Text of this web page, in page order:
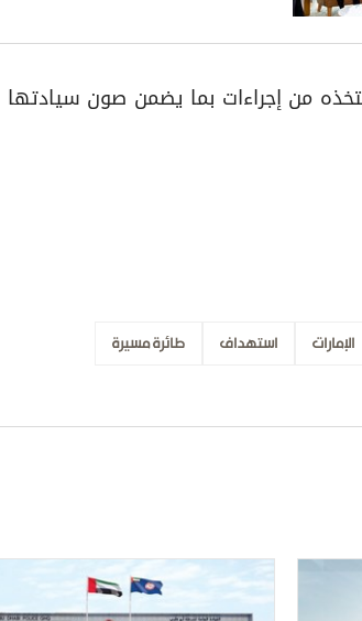
تتخذه من إجراءات بما يضمن صون سيادتها
الإمارات استهداف طائرة مسيرة